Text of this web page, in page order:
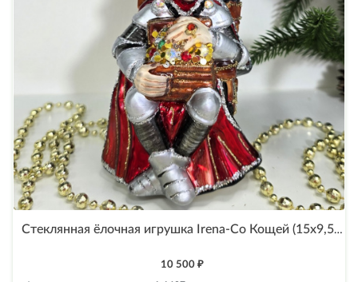
Стеклянная ёлочная игрушка Irena-Co Кощей (15х9,5х8см)
10 500 ₽